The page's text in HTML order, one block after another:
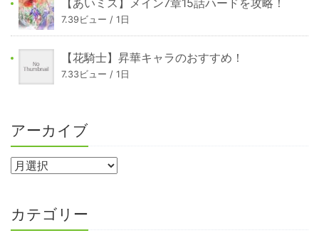
7.39ビュー / 1日
【花騎士】昇華キャラのおすすめ！
7.33ビュー / 1日
アーカイブ
カテゴリー